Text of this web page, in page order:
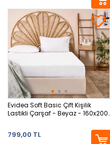
Evidea Soft Basic Çift Kişilik
Lastikli Çarşaf - Beyaz - 160x200
799,00 TL